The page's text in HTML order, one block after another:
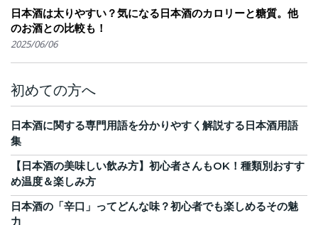
日本酒は太りやすい？気になる日本酒のカロリーと糖質。他
のお酒との比較も！
2025/06/06
初めての方へ
日本酒に関する専門用語を分かりやすく解説する日本酒用語
集
【日本酒の美味しい飲み方】初心者さんもOK！種類別おすす
め温度＆楽しみ方
日本酒の「辛口」ってどんな味？初心者でも楽しめるその魅
力